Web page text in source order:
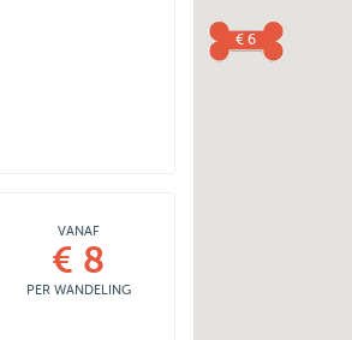
VANAF
€ 8
PER WANDELING
€ 6